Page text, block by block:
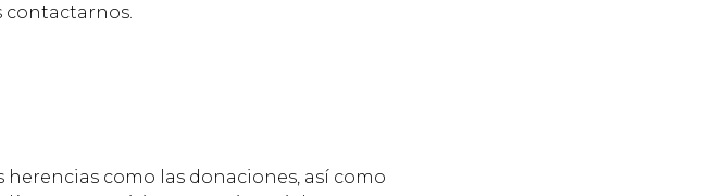
contactarnos.
como las donaciones, así como